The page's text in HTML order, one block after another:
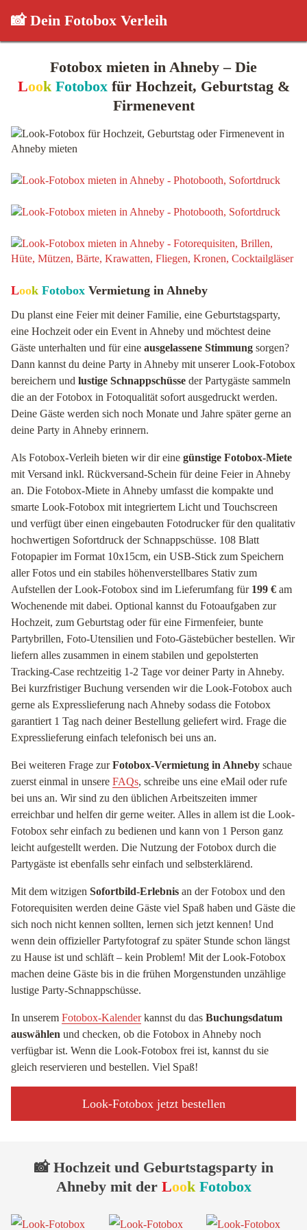
📸 Dein Fotobox Verleih
Fotobox mieten in Ahneby – Die
Look Fotoboxfür Hochzeit, Geburtstag &
Firmenevent
Look Fotobox Vermietung in Ahneby
Du planst eine Feier mit deiner Familie, eine Geburtstagsparty,
eine Hochzeit oder ein Event in Ahneby und möchtest deine
Gäste unterhalten und für eine ausgelassene Stimmung sorgen?
Dann kannst du deine Party in Ahneby mit unserer Look-Fotobox
bereichern und lustige Schnappschüsse der Partygäste sammeln
die an der Fotobox in Fotoqualität sofort ausgedruckt werden.
Deine Gäste werden sich noch Monate und Jahre später gerne an
deine Party in Ahneby erinnern.
Als Fotobox-Verleih bieten wir dir eine günstige Fotobox-Miete
mit Versand inkl. Rückversand-Schein für deine Feier in Ahneby
an. Die Fotobox-Miete in Ahneby umfasst die kompakte und
smarte Look-Fotobox mit integriertem Licht und Touchscreen
und verfügt über einen eingebauten Fotodrucker für den qualitativ
hochwertigen Sofortdruck der Schnappschüsse. 108 Blatt
Fotopapier im Format 10x15cm, ein USB-Stick zum Speichern
aller Fotos und ein stabiles höhenverstellbares Stativ zum
Aufstellen der Look-Fotobox sind im Lieferumfang für 199 € am
Wochenende mit dabei. Optional kannst du Fotoaufgaben zur
Hochzeit, zum Geburtstag oder für eine Firmenfeier, bunte
Partybrillen, Foto-Utensilien und Foto-Gästebücher bestellen. Wir
liefern alles zusammen in einem stabilen und gepolsterten
Tracking-Case rechtzeitig 1-2 Tage vor deiner Party in Ahneby.
Bei kurzfristiger Buchung versenden wir die Look-Fotobox auch
gerne als Expresslieferung nach Ahneby sodass die Fotobox
garantiert 1 Tag nach deiner Bestellung geliefert wird. Frage die
Expresslieferung einfach telefonisch bei uns an.
Bei weiteren Frage zurFotobox-Vermietung in Ahneby schaue
zuerst einmal in unsere FAQs, schreibe uns eine eMail oder rufe
bei uns an. Wir sind zu den üblichen Arbeitszeiten immer
erreichbar und helfen dir gerne weiter. Alles in allem ist die Look-
Fotobox sehr einfach zu bedienen und kann von 1 Person ganz
leicht aufgestellt werden. Die Nutzung der Fotobox durch die
Partygäste ist ebenfalls sehr einfach und selbsterklärend.
Mit dem witzigen Sofortbild-Erlebnis an der Fotobox und den
Fotorequisiten werden deine Gäste viel Spaß haben und Gäste die
sich noch nicht kennen sollten, lernen sich jetzt kennen! Und
wenn dein offizieller Partyfotograf zu später Stunde schon längst
zu Hause ist und schläft – kein Problem! Mit der Look-Fotobox
machen deine Gäste bis in die frühen Morgenstunden unzählige
lustige Party-Schnappschüsse.
In unserem Fotobox-Kalenderkannst du das Buchungsdatum
auswählen und checken, ob die Fotobox in Ahneby noch
verfügbar ist. Wenn die Look-Fotobox frei ist, kannst du sie
gleich reservieren und bestellen. Viel Spaß!
Look-Fotobox jetzt bestellen
📸 Hochzeit und Geburtstagsparty in
Ahneby mit der Look Fotobox